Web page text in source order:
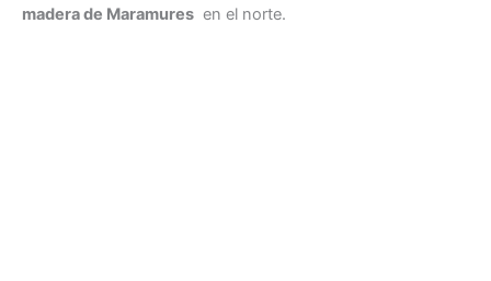
madera de Maramures en el norte.